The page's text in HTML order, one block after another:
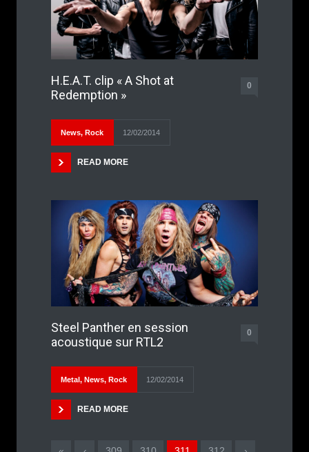
H.E.A.T. clip « A Shot at
Redemption »
0
News, Rock 12/02/2014
READ MORE
Steel Panther en session
acoustique sur RTL2
0
Metal, News, Rock 12/02/2014
READ MORE